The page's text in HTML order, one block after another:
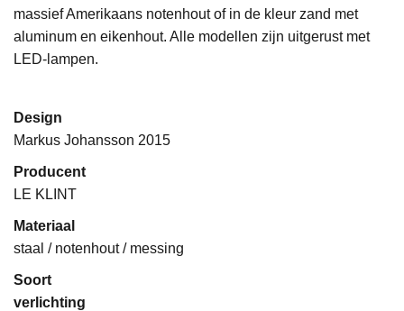
massief Amerikaans notenhout of in de kleur zand met
aluminum en eikenhout. Alle modellen zijn uitgerust met
LED-lampen.
Design
Markus Johansson 2015
Producent
LE KLINT
Materiaal
staal / notenhout / messing
Soort
verlichting